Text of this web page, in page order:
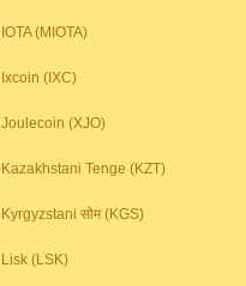
IOTA (MIOTA)
Ixcoin (IXC)
Joulecoin (XJO)
Kazakhstani Tenge (KZT)
Kyrgyzstani सोम (KGS)
Lisk (LSK)